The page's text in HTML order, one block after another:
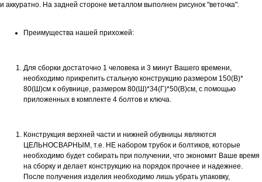
и аккуратно. На задней стороне металлом выполнен рисунок "веточка".
Преимущества нашей прихожей:
Для сборки достаточно 1 человека и 3 минут Вашего времени,
необходимо прикрепить стальную конструкцию размером 150(В)*
80(Ш)см к обувнице, размером 80(Ш)*34(Г)*50(В)см, с помощью
приложенных в комплекте 4 болтов и ключа.
Конструкция верхней части и нижней обувницы являются
ЦЕЛЬНОСВАРНЫМ, т.е. НЕ набором трубок и болтиков, которые
необходимо будет собирать при получении, что экономит Ваше время
на сборку и делает конструкцию на порядок прочнее и надежнее.
После получения изделия необходимо лишь убрать упаковку,